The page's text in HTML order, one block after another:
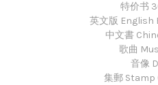
特价书
英文版 English
中文書
歌曲
音像
集郵